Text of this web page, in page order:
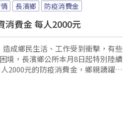
長濱鄉 防疫消費金
消費金 每人2000元
造成鄉民生活、工作受到衝擊，有些
境，長濱鄉公所本月8日起特別陸續
2000元的防疫消費金，鄉親踴躍的